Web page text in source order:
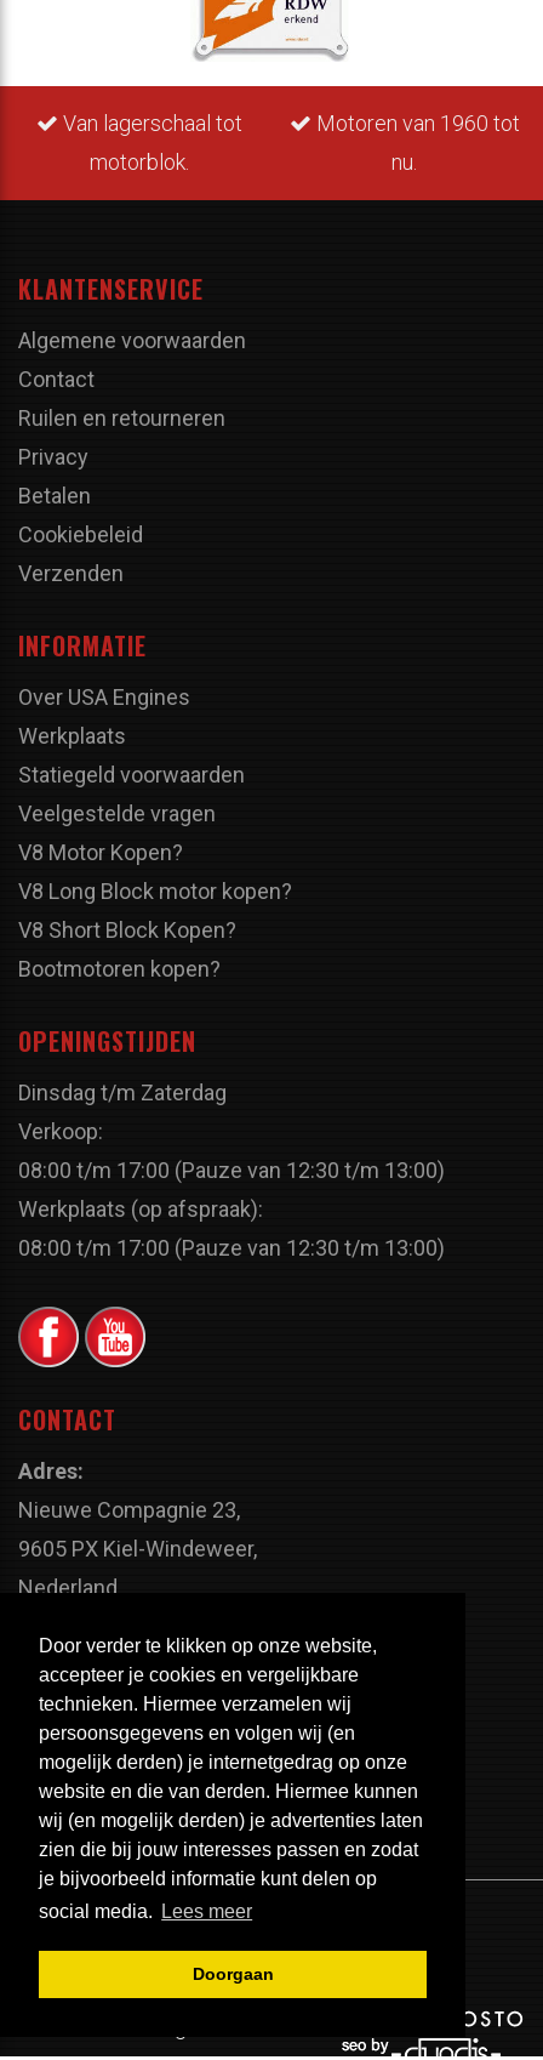
Door verder te klikken op onze website,
accepteer je cookies en vergelijkbare
technieken. Hiermee verzamelen wij
persoonsgegevens en volgen wij (en
mogelijk derden) je internetgedrag op onze
website en die van derden. Hiermee kunnen
wij (en mogelijk derden) je advertenties laten
zien die bij jouw interesses passen en zodat
je bijvoorbeeld informatie kunt delen op
social media.
Lees meer
Doorgaan
Van lagerschaal tot
motorblok.
Motoren van 1960 tot
nu.
KLANTENSERVICE
Algemene voorwaarden
Contact
Ruilen en retourneren
Privacy
Betalen
Cookiebeleid
Verzenden
INFORMATIE
Over USA Engines
Werkplaats
Statiegeld voorwaarden
Veelgestelde vragen
V8 Motor Kopen?
V8 Long Block motor kopen?
V8 Short Block Kopen?
Bootmotoren kopen?
OPENINGSTIJDEN
Dinsdag t/m Zaterdag
Verkoop:
08:00 t/m 17:00 (Pauze van 12:30 t/m 13:00)
Werkplaats (op afspraak):
08:00 t/m 17:00 (Pauze van 12:30 t/m 13:00)
CONTACT
Adres:
Nieuwe Compagnie 23,
9605 PX Kiel-Windeweer,
Nederland
+31 598 - 320 402
Telefoonnummer:
+31 598 - 350 330
Email:
info@usa-engines.com